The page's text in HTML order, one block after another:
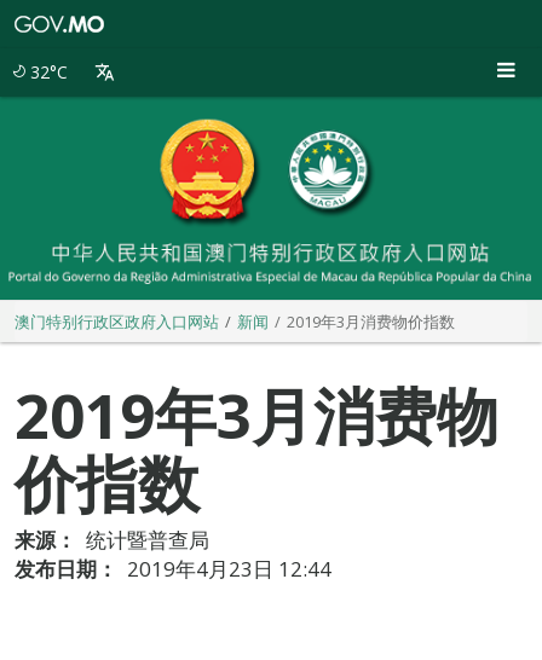
32°C
澳门特别行政区政府入口网站 新闻 2019年3月消费物价指数
2019年3月消费物
价指数
来源：
统计暨普查局
发布日期：
2019年4月23日 12:44